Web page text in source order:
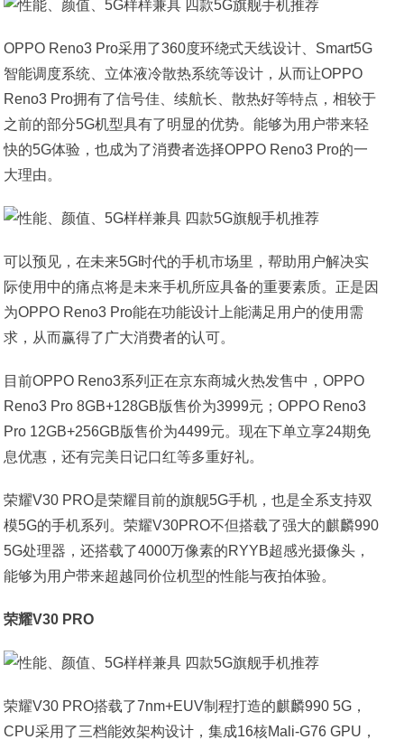
OPPO Reno3 Pro采用了360度环绕式天线设计、Smart5G
智能调度系统、立体液冷散热系统等设计，从而让OPPO
Reno3 Pro拥有了信号佳、续航长、散热好等特点，相较于
之前的部分5G机型具有了明显的优势。能够为用户带来轻
快的5G体验，也成为了消费者选择OPPO Reno3 Pro的一
大理由。
可以预见，在未来5G时代的手机市场里，帮助用户解决实
际使用中的痛点将是未来手机所应具备的重要素质。正是因
为OPPO Reno3 Pro能在功能设计上能满足用户的使用需
求，从而赢得了广大消费者的认可。
目前OPPO Reno3系列正在京东商城火热发售中，OPPO
Reno3 Pro 8GB+128GB版售价为3999元；OPPO Reno3
Pro 12GB+256GB版售价为4499元。现在下单立享24期免
息优惠，还有完美日记口红等多重好礼。
荣耀V30 PRO是荣耀目前的旗舰5G手机，也是全系支持双
模5G的手机系列。荣耀V30PRO不但搭载了强大的麒麟990
5G处理器，还搭载了4000万像素的RYYB超感光摄像头，
能够为用户带来超越同价位机型的性能与夜拍体验。
荣耀V30 PRO
荣耀V30 PRO搭载了7nm+EUV制程打造的麒麟990 5G，
CPU采用了三档能效架构设计，集成16核Mali-G76 GPU，